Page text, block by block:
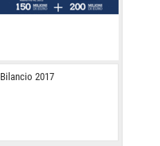
Bilancio 2017